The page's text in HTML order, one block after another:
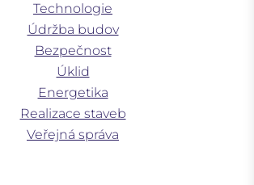
Technologie
Údržba budov
Bezpečnost
Úklid
Energetika
Realizace staveb
Veřejná správa